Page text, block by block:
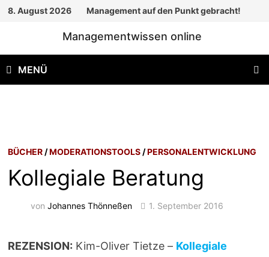
Zum
8. August 2026 Management auf den Punkt gebracht!
Managementwissen online
MENÜ
BÜCHER /MODERATIONSTOOLS /PERSONALENTWICKLUNG
Kollegiale Beratung
vonJohannes Thönneßen 1. September 2016
REZENSION: Kim-Oliver Tietze – Kollegiale